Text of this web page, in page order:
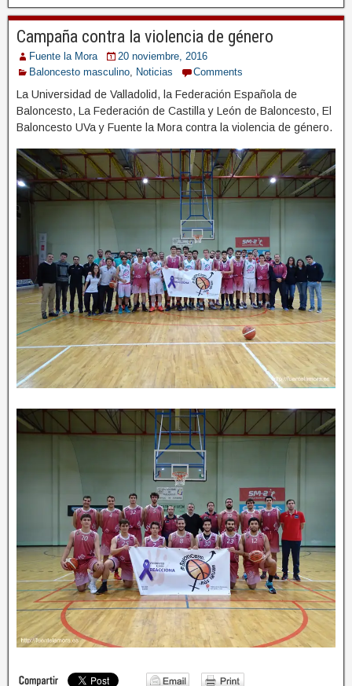
Campaña contra la violencia de género
Fuente la Mora
20 noviembre, 2016
Baloncesto masculino, Noticias Comments
La Universidad de Valladolid, la Federación Española de
Baloncesto, La Federación de Castilla y León de Baloncesto, El
Baloncesto UVa y Fuente la Mora contra la violencia de género.